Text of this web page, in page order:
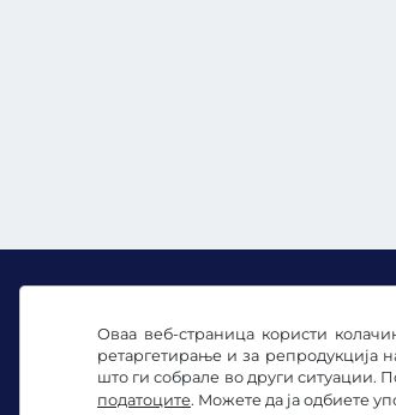
Оваа веб-страница користи
ретаргетирање и за
што ги собрале во други ситуации.
податоците. Можете да ја одбиете
Facebook Instagram